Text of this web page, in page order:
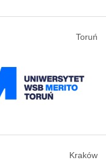
Toruń
Kraków